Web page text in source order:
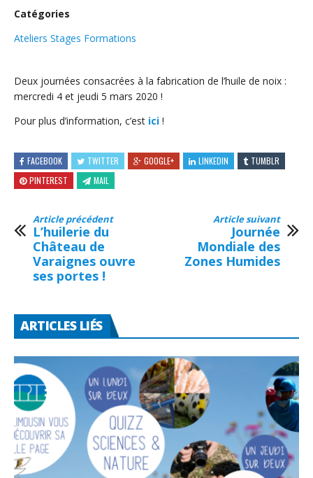
Catégories
Ateliers Stages Formations
Deux journées consacrées à la fabrication de l’huile de noix :
mercredi 4 et jeudi 5 mars 2020 !
Pour plus d’information, c’est ici !
FACEBOOK TWITTER GOOGLE+ LINKEDIN
TUMBLR
PINTEREST
MAIL
Article précédent
L’huilerie du
Château de
Varaignes ouvre
ses portes !
Article suivant
Journée
Mondiale des
Zones Humides
ARTICLES LIÉS